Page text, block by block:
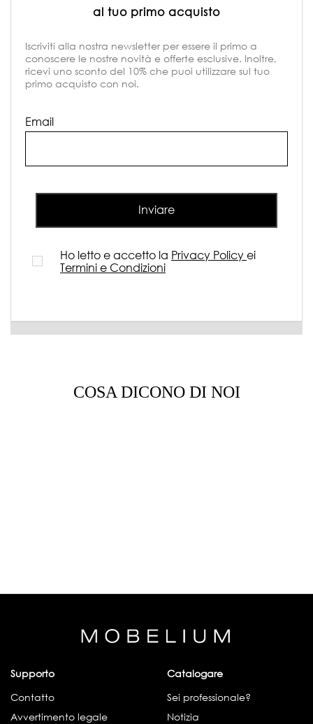
al tuo primo acquisto
Iscriviti alla nostra newsletter per essere il primo a
conoscere le nostre novità e offerte esclusive. Inoltre,
ricevi uno sconto del 10% che puoi utilizzare sul tuo
primo acquisto con noi.
Email
Inviare
Ho letto e accetto la Privacy Policyei
Termini e Condizioni
COSA DICONO DI NOI
Supporto
Contatto
Avvertimento legale
Catalogare
Sei professionale?
Notizia